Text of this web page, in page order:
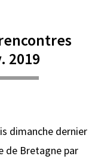
2019
dimanche dernier
de Bretagne par